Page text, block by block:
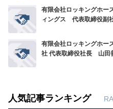
有限会社ロッキングホー
ィングス 代表取締役副
有限会社ロッキングホー
社 代表取締役社長 山田
人気記事ランキング